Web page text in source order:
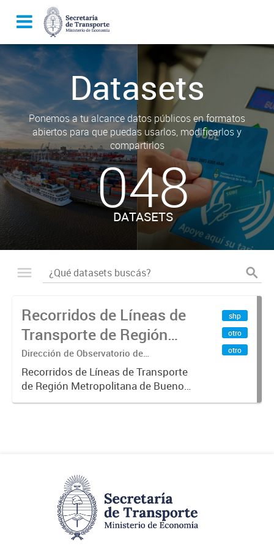
Datasets
Ponemos a tu alcance datos públicos en formatos
abiertos para que puedas usarlos, modificarlos y
compartirlos
048
DATASETS
Recorridos de Líneas de
Transporte de Región
Metropolitana de
Buenos Aires (RMBA)
Dirección de Observatorio de
Transporte, Estudio y Sistemas
Recorridos de Líneas de Transporte
de Región Metropolitana de Buenos
Aires (RMBA).-
shp
otro
otro